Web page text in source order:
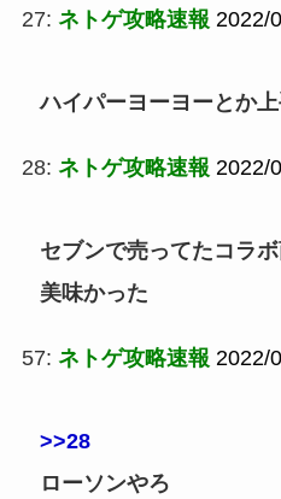
27: ネトゲ攻略速報 2022/
ハイパーヨーヨーとか
28: ネトゲ攻略速報 2022/
セブンで売ってたコラ
美味かった
57: ネトゲ攻略速報 2022/
>>28
ローソンやろ